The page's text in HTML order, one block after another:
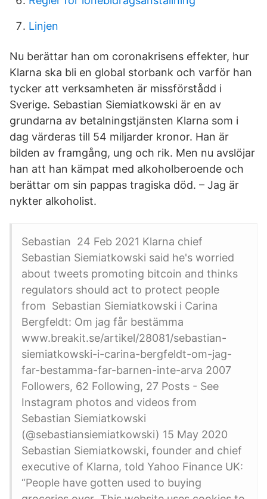
Linjen
Nu berättar han om coronakrisens effekter, hur
Klarna ska bli en global storbank och varför han
tycker att ­verksamheten är missförstådd i
Sverige. Sebastian Siemiatkowski är en av
grundarna av betalningstjänsten Klarna som i
dag värderas till 54 miljarder kronor. Han är
bilden av framgång, ung och rik. Men nu avslöjar
han att han kämpat med alkoholberoende och
berättar om sin pappas tragiska död. – Jag är
nykter alkoholist.
Sebastian 24 Feb 2021 Klarna chief
Sebastian Siemiatkowski said he's worried
about tweets promoting bitcoin and thinks
regulators should act to protect people
from Sebastian Siemiatkowski i Carina
Bergfeldt: Om jag får bestämma
www.breakit.se/artikel/28081/sebastian-
siemiatkowski-i-carina-bergfeldt-om-jag-
far-bestamma-far-barnen-inte-arva 2007
Followers, 62 Following, 27 Posts - See
Instagram photos and videos from
Sebastian Siemiatkowski
(@sebastiansiemiatkowski) 15 May 2020
Sebastian Siemiatkowski, founder and chief
executive of Klarna, told Yahoo Finance UK:
“People have gotten used to buying